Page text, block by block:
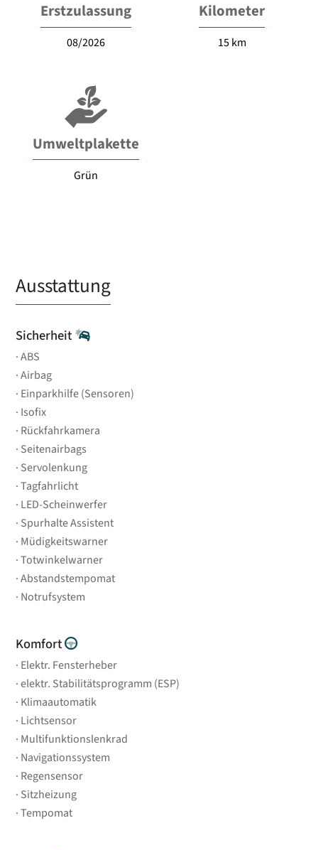
Erstzulassung
08/2026
Kilometer
15 km
Umweltplakette
Grün
Ausstattung
Sicherheit
ABS
Airbag
Einparkhilfe (Sensoren)
Isofix
Rückfahrkamera
Seitenairbags
Servolenkung
Tagfahrlicht
LED-Scheinwerfer
Spurhalte Assistent
Müdigkeitswarner
Totwinkelwarner
Abstandstempomat
Notrufsystem
Komfort
Elektr. Fensterheber
elektr. Stabilitätsprogramm (ESP)
Klimaautomatik
Lichtsensor
Multifunktionslenkrad
Navigationssystem
Regensensor
Sitzheizung
Tempomat